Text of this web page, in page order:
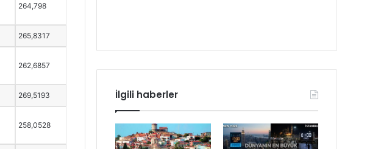
264,798
265,8317
262,6857
269,5193
258,0528
İlgili haberler